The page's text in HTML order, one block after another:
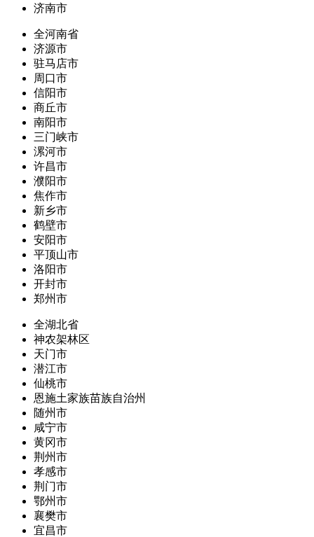
济南市
全河南省
济源市
驻马店市
周口市
信阳市
商丘市
南阳市
三门峡市
漯河市
许昌市
濮阳市
焦作市
新乡市
鹤壁市
安阳市
平顶山市
洛阳市
开封市
郑州市
全湖北省
神农架林区
天门市
潜江市
仙桃市
恩施土家族苗族自治州
随州市
咸宁市
黄冈市
荆州市
孝感市
荆门市
鄂州市
襄樊市
宜昌市